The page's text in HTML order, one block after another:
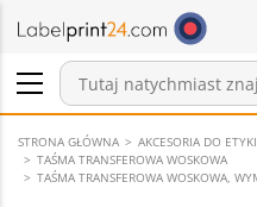
Zaloguj się / Zarejestruj
Pozycji w
Wiadomości
STRONA GŁÓWNA
AKCESORIA DO
TAŚMA TRANSFEROWA WOSKOWA
TAŚMA TRANSFEROWA WOSKOWA,